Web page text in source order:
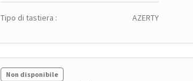
Tipo di tastiera : AZERTY
Non disponibile